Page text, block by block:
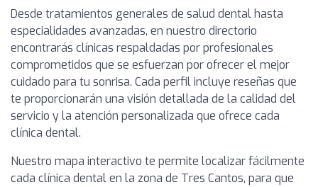
Desde tratamientos generales de salud dental hasta
especialidades avanzadas, en nuestro directorio
encontrarás clínicas respaldadas por profesionales
comprometidos que se esfuerzan por ofrecer el mejor
cuidado para tu sonrisa. Cada perfil incluye reseñas que
te proporcionarán una visión detallada de la calidad del
servicio y la atención personalizada que ofrece cada
clínica dental.
Nuestro mapa interactivo te permite localizar fácilmente
cada clínica dental en la zona de Tres Cantos, para que